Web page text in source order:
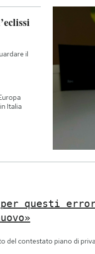
il
Italia
per questi
del contestato piano di